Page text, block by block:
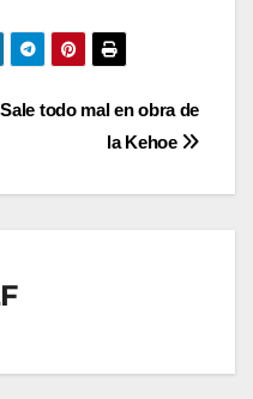
Sale todo mal en obra de
la Kehoe